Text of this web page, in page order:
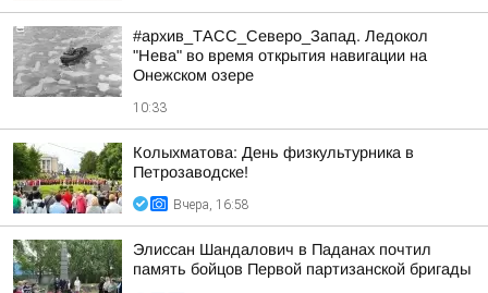
#архив_ТАСС_Северо_Запад. Ледокол
"Нева" во время открытия навигации на
Онежском озере
10:33
Колыхматова: День физкультурника в
Петрозаводске!
Вчера, 16:58
Элиссан Шандалович в Паданах почтил
память бойцов Первой партизанской бригады